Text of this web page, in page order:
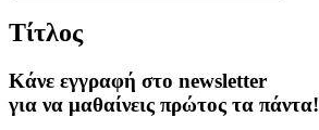
Τίτλος
Κάνε εγγραφή στο newsletter
για να μαθαίνεις πρώτος τα πάντα!